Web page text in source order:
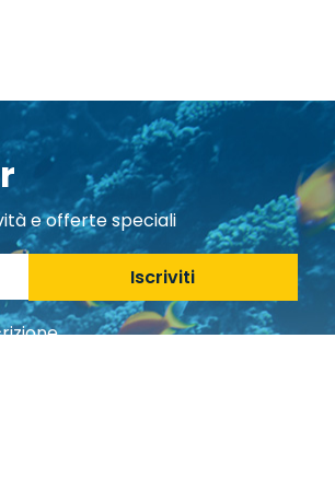
e offerte speciali
Iscriviti